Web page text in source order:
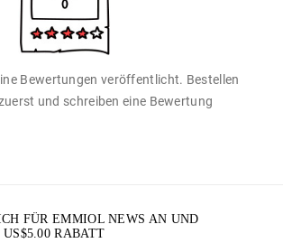
Bewertungen veröffentlicht. Bestellen
und schreiben eine Bewertung
FÜR EMMIOL NEWS AN UND
US$5.00 RABATT